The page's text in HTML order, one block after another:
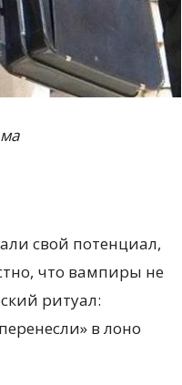
свой потенциал,
что вампиры не
ритуал:
в лоно